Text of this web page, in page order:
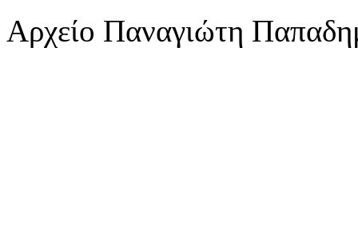
Αρχείο Παναγιώτη